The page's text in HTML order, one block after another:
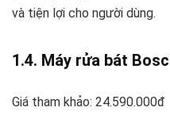
và tiện lợi cho người dùng.
1.4. Máy rửa bát
Giá tham khảo: 24.590.000đ